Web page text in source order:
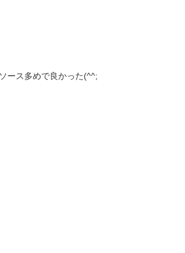
ース多めで良かった(^^;